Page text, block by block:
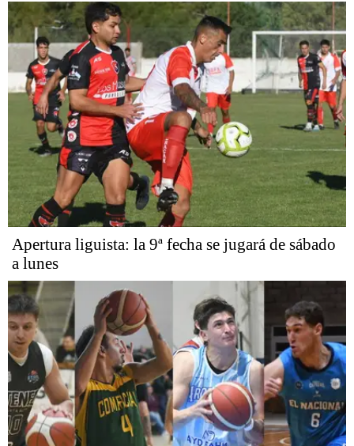
Apertura liguista: la 9ª fecha se jugará de sábado
a lunes